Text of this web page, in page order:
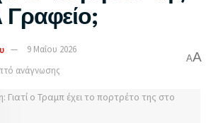
9 Μαΐου 2026
ανάγνωσης
AA